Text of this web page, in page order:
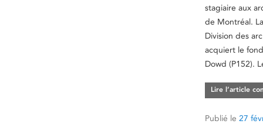
stagiaire aux
de Montréal.
Division des
acquiert le
Dowd (P152).
Lire l’article
Publié le 27